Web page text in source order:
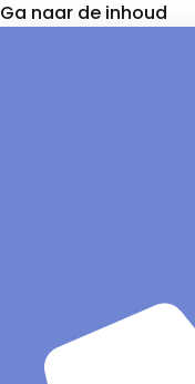
Ga naar de inhoud